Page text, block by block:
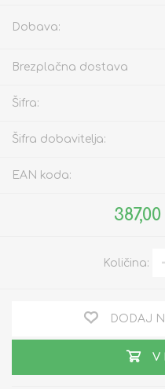
Dobava:
Brezplačna dostava
Šifra:
Šifra dobavitelja:
EAN koda:
Količina:
DODAJ
V